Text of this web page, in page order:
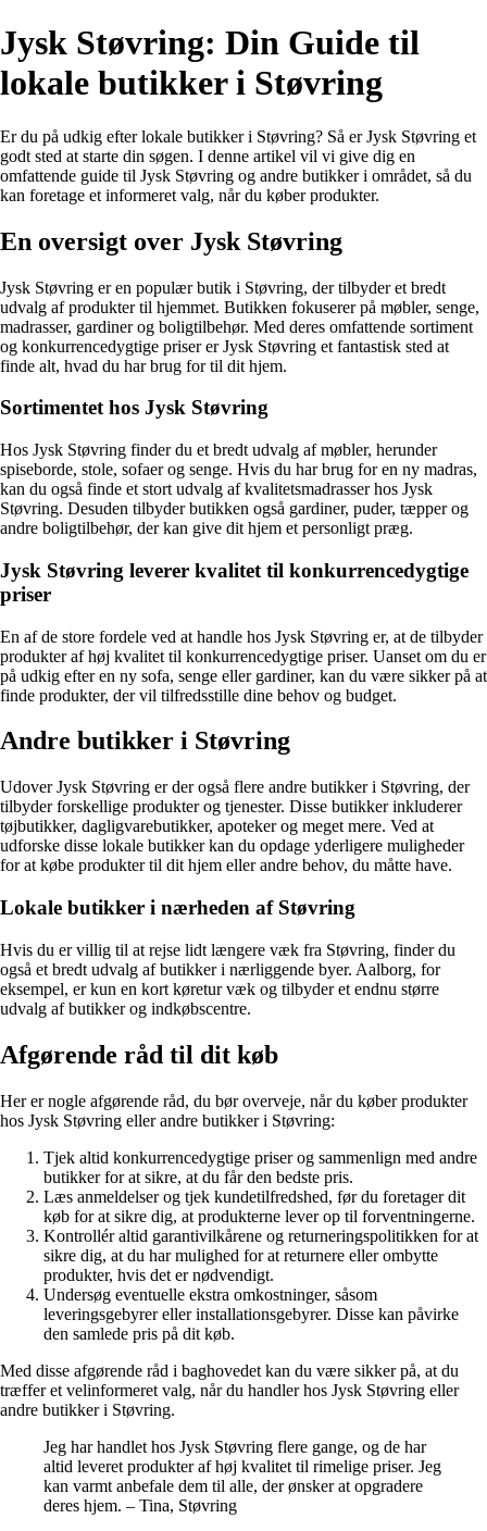
Jysk Støvring: Din Guide til
lokale butikker i Støvring
Er du på udkig efter lokale butikker i Støvring? Så er Jysk Støvring et
godt sted at starte din søgen. I denne artikel vil vi give dig en
omfattende guide til Jysk Støvring og andre butikker i området, så du
kan foretage et informeret valg, når du køber produkter.
En oversigt over Jysk Støvring
Jysk Støvring er en populær butik i Støvring, der tilbyder et bredt
udvalg af produkter til hjemmet. Butikken fokuserer på møbler, senge,
madrasser, gardiner og boligtilbehør. Med deres omfattende sortiment
og konkurrencedygtige priser er Jysk Støvring et fantastisk sted at
finde alt, hvad du har brug for til dit hjem.
Sortimentet hos Jysk Støvring
Hos Jysk Støvring finder du et bredt udvalg af møbler, herunder
spiseborde, stole, sofaer og senge. Hvis du har brug for en ny madras,
kan du også finde et stort udvalg af kvalitetsmadrasser hos Jysk
Støvring. Desuden tilbyder butikken også gardiner, puder, tæpper og
andre boligtilbehør, der kan give dit hjem et personligt præg.
Jysk Støvring leverer kvalitet til konkurrencedygtige
priser
En af de store fordele ved at handle hos Jysk Støvring er, at de tilbyder
produkter af høj kvalitet til konkurrencedygtige priser. Uanset om du er
på udkig efter en ny sofa, senge eller gardiner, kan du være sikker på at
finde produkter, der vil tilfredsstille dine behov og budget.
Andre butikker i Støvring
Udover Jysk Støvring er der også flere andre butikker i Støvring, der
tilbyder forskellige produkter og tjenester. Disse butikker inkluderer
tøjbutikker, dagligvarebutikker, apoteker og meget mere. Ved at
udforske disse lokale butikker kan du opdage yderligere muligheder
for at købe produkter til dit hjem eller andre behov, du måtte have.
Lokale butikker i nærheden af Støvring
Hvis du er villig til at rejse lidt længere væk fra Støvring, finder du
også et bredt udvalg af butikker i nærliggende byer. Aalborg, for
eksempel, er kun en kort køretur væk og tilbyder et endnu større
udvalg af butikker og indkøbscentre.
Afgørende råd til dit køb
Her er nogle afgørende råd, du bør overveje, når du køber produkter
hos Jysk Støvring eller andre butikker i Støvring:
Tjek altid konkurrencedygtige priser og sammenlign med andre
butikker for at sikre, at du får den bedste pris.
Læs anmeldelser og tjek kundetilfredshed, før du foretager dit
køb for at sikre dig, at produkterne lever op til forventningerne.
Kontrollér altid garantivilkårene og returneringspolitikken for at
sikre dig, at du har mulighed for at returnere eller ombytte
produkter, hvis det er nødvendigt.
Undersøg eventuelle ekstra omkostninger, såsom
leveringsgebyrer eller installationsgebyrer. Disse kan påvirke
den samlede pris på dit køb.
Med disse afgørende råd i baghovedet kan du være sikker på, at du
træffer et velinformeret valg, når du handler hos Jysk Støvring eller
andre butikker i Støvring.
Jeg har handlet hos Jysk Støvring flere gange, og de har
altid leveret produkter af høj kvalitet til rimelige priser. Jeg
kan varmt anbefale dem til alle, der ønsker at opgradere
deres hjem. – Tina, Støvring